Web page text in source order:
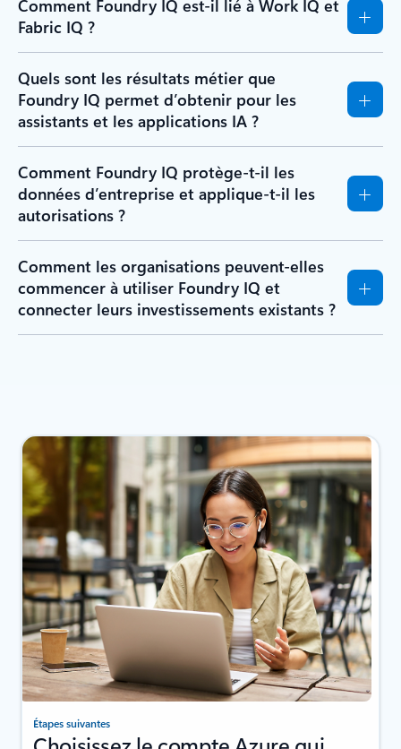
Comment Foundry IQ est-il lié à Work IQ et
Fabric IQ ?
Quels sont les résultats métier que
Foundry IQ permet d’obtenir pour les
assistants et les applications IA ?
Comment Foundry IQ protège-t-il les
données d’entreprise et applique-t-il les
autorisations ?
Comment les organisations peuvent-elles
commencer à utiliser Foundry IQ et
connecter leurs investissements existants ?
Étapes suivantes